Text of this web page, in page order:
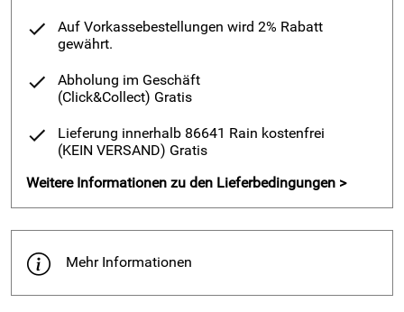
45, 79774 Albbruck, Deutschland, https://www.langendorf-
keller.de
Auf Vorkassebestellungen wird 2% Rabatt
gewährt.
Abholung im Geschäft
(Click&Collect) Gratis
Lieferung innerhalb 86641 Rain kostenfrei
(KEIN VERSAND) Gratis
Weitere Informationen zu den Lieferbedingungen >
Mehr Informationen